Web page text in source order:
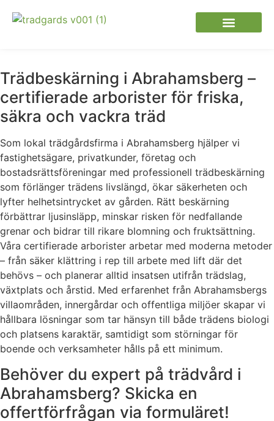
Trädbeskärning i Abrahamsberg –
certifierade arborister för friska,
säkra och vackra träd
Som lokal trädgårdsfirma i Abrahamsberg hjälper vi
fastighetsägare, privatkunder, företag och
bostadsrättsföreningar med professionell trädbeskärning
som förlänger trädens livslängd, ökar säkerheten och
lyfter helhetsintrycket av gården. Rätt beskärning
förbättrar ljusinsläpp, minskar risken för nedfallande
grenar och bidrar till rikare blomning och fruktsättning.
Våra certifierade arborister arbetar med moderna metoder
– från säker klättring i rep till arbete med lift där det
behövs – och planerar alltid insatsen utifrån trädslag,
växtplats och årstid. Med erfarenhet från Abrahamsbergs
villaområden, innergårdar och offentliga miljöer skapar vi
hållbara lösningar som tar hänsyn till både trädens biologi
och platsens karaktär, samtidigt som störningar för
boende och verksamheter hålls på ett minimum.
Behöver du expert på trädvård i
Abrahamsberg? Skicka en
offertförfrågan via formuläret!